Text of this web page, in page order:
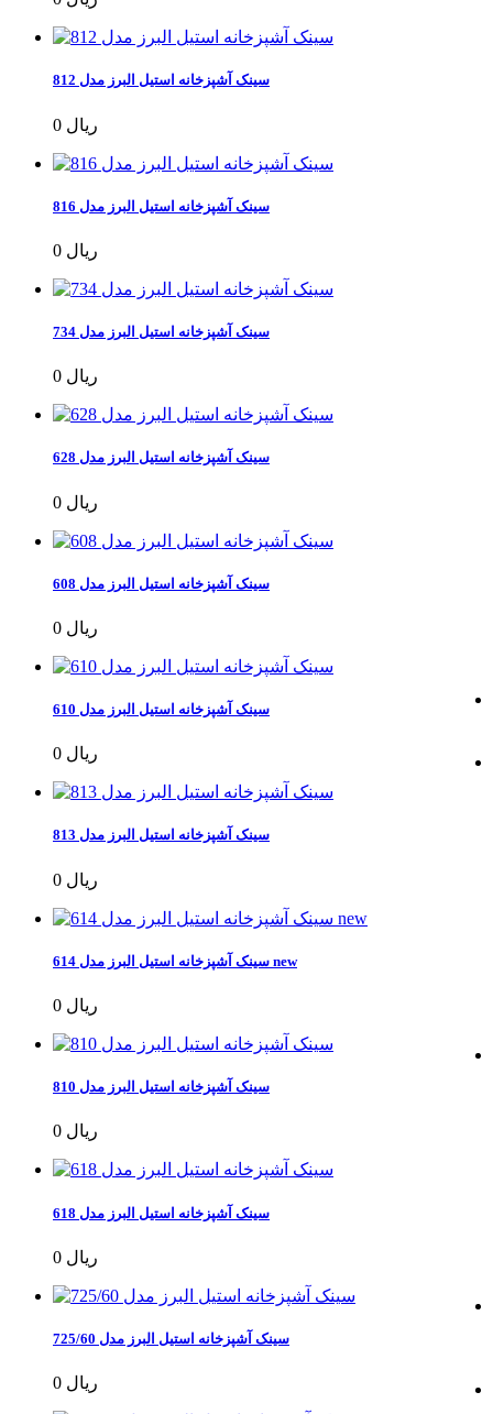
سینک آشپزخانه استیل البرز مدل 812
0 ریال
سینک آشپزخانه استیل البرز مدل 816
0 ریال
سینک آشپزخانه استیل البرز مدل 734
0 ریال
سینک آشپزخانه استیل البرز مدل 628
0 ریال
سینک آشپزخانه استیل البرز مدل 608
0 ریال
سینک آشپزخانه استیل البرز مدل 610
0 ریال
سینک آشپزخانه استیل البرز مدل 813
0 ریال
سینک آشپزخانه استیل البرز مدل 614 new
0 ریال
سینک آشپزخانه استیل البرز مدل 810
0 ریال
سینک آشپزخانه استیل البرز مدل 618
0 ریال
سینک آشپزخانه استیل البرز مدل 725/60
0 ریال